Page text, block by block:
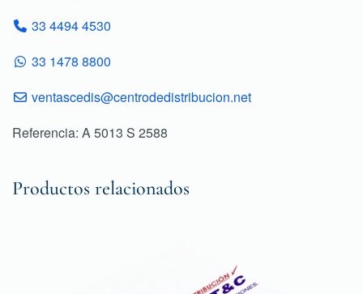
33 4494 4530
33 1478 8800
ventascedis@centrodedistribucion.net
Referencia: A 5013 S 2588
Productos relacionados